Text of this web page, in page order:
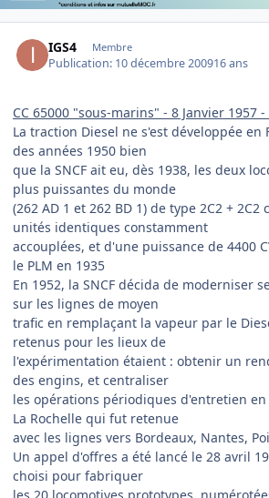
IGS4 Membre
Publication: 10 décembre 200916 ans
CC 65000 "sous-marins" - 8 Janvier 1957
La traction Diesel ne s'est développée en
des années 1950 bien
que la SNCF ait eu, dès 1938, les deux
plus puissantes du monde
(262 AD 1 et 262 BD 1) de type 2C2 +
unités identiques constamment
accouplées, et d'une puissance de 4400
le PLM en 1935
En 1952, la SNCF décida de moderniser
sur les lignes de moyen
trafic en remplaçant la vapeur par le
retenus pour les lieux de
l'expérimentation étaient : obtenir un
des engins, et centraliser
les opérations périodiques d'entretien
La Rochelle qui fut retenue
avec les lignes vers Bordeaux, Nantes,
Un appel d'offres a été lancé le 28 avril
choisi pour fabriquer